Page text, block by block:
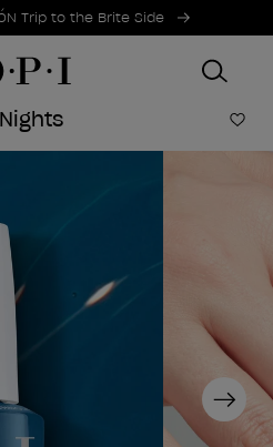
Trip to the Brite Side
Next